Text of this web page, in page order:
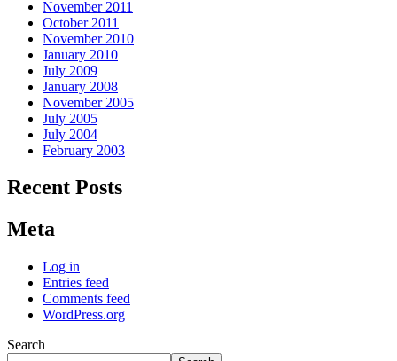
November 2011
October 2011
November 2010
January 2010
July 2009
January 2008
November 2005
July 2005
July 2004
February 2003
Recent Posts
Meta
Log in
Entries feed
Comments feed
WordPress.org
Search